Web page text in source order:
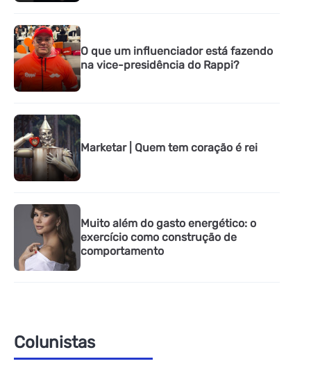
O que um influenciador está fazendo
na vice-presidência do Rappi?
Marketar | Quem tem coração é rei
Muito além do gasto energético: o
exercício como construção de
comportamento
Colunistas